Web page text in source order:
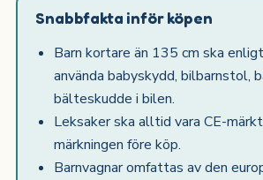
Snabbfakta inför köpen
Barn kortare än 135 cm ska
använda babyskydd,
bälteskudde i bilen.
Leksaker ska alltid vara CE-
märkningen före köp.
Barnvagnar omfattas av den